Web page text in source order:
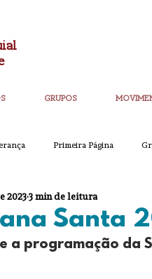
GRUPOS
Primeira Página
Boletim Igreja Nova
Santa
20233 min de leitura
a programação da